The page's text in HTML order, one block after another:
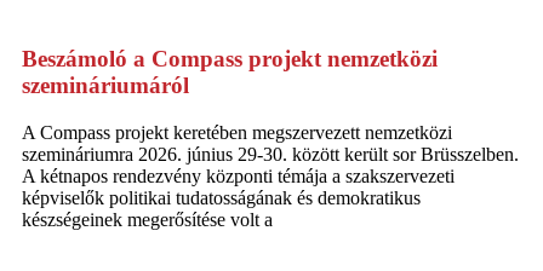
Beszámoló a Compass projekt nemzetközi
szemináriumáról
A Compass projekt keretében megszervezett nemzetközi
szemináriumra 2026. június 29-30. között került sor Brüsszelben.
A kétnapos rendezvény központi témája a szakszervezeti
képviselők politikai tudatosságának és demokratikus
készségeinek megerősítése volt a